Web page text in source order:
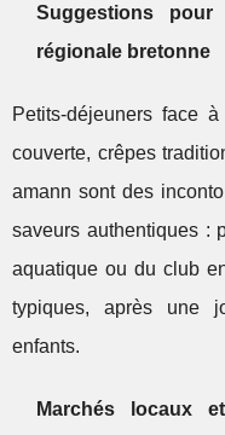
Suggestions pour
régionale bretonne
Petits-déjeuners face
couverte, crêpes
amann sont des
saveurs authentiques :
aquatique ou du club
typiques, après une
enfants.
Marchés locaux